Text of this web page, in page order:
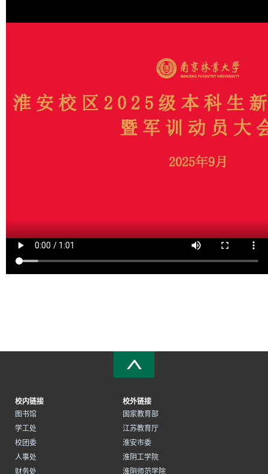
校内链接
图书馆
学工处
校团委
人事处
财务处
校外链接
国家教育部
江苏教育厅
淮安市委
淮阴工学院
淮阴师范学院